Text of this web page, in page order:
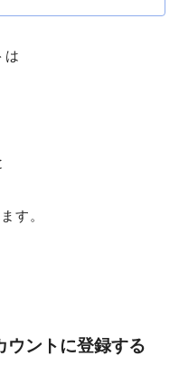
は
す。
ウントに登録する